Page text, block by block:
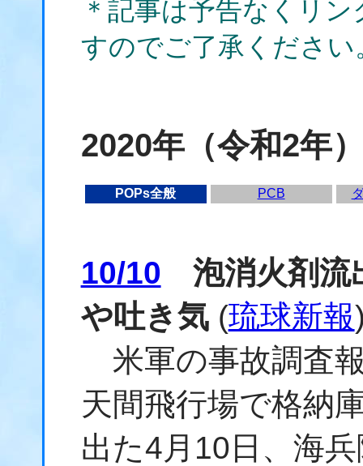
＊記事は予告なくリ
すのでご了承ください
2020年（令和2年
POPs全般 PCB
10/10 泡消火剤流
や吐き気(琉球新報
米軍の事故調査
天間飛行場で格納
出た4月10日、海